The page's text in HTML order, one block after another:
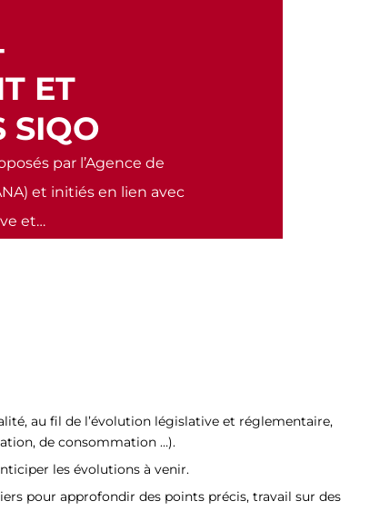
ET
SIQO
par l’Agence de
et initiés en lien avec
et…
au fil de l’évolution législative et réglementaire,
de consommation …).
les évolutions à venir.
pour approfondir des points précis, travail sur des